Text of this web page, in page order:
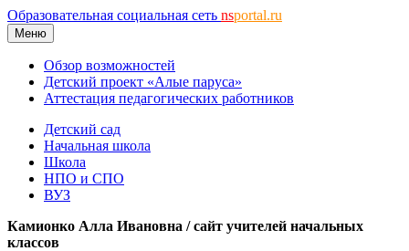
Образовательная социальная сеть nsportal.ru
Меню
Обзор возможностей
Детский проект «Алые паруса»
Аттестация педагогических работников
Детский сад
Начальная школа
Школа
НПО и СПО
ВУЗ
Камионко Алла Ивановна / сайт учителей начальных
классов